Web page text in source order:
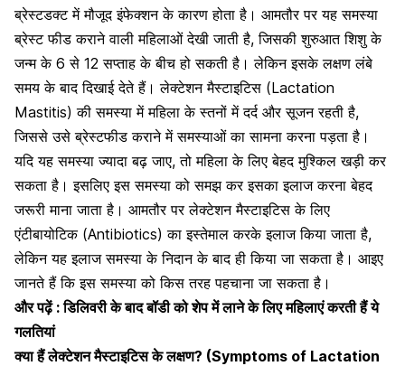
ब्रेस्टडक्टमें मौजूद इंफेक्शन के कारण होता है। आमतौर पर यह समस्या
ब्रेस्ट फीड कराने वाली महिलाओं देखी जाती है, जिसकी शुरुआत शिशु के
जन्म के 6 से 12 सप्ताह के बीच हो सकती है। लेकिन इसके लक्षण लंबे
समय के बाद दिखाई देते हैं। लेक्टेशन मैस्टाइटिस (Lactation
Mastitis) की समस्या में महिला के स्तनों में दर्द और सूजन रहती है,
जिससे उसे ब्रेस्टफीड कराने में समस्याओं का सामना करना पड़ता है।
यदि यह समस्या ज्यादा बढ़ जाए, तो महिला के लिए बेहद मुश्किल खड़ी कर
सकता है। इसलिए इस समस्या को समझ कर इसका इलाज करना बेहद
जरूरी माना जाता है। आमतौर पर लेक्टेशनमैस्टाइटिस के लिए
एंटीबायोटिक (Antibiotics) का इस्तेमाल करके इलाज किया जाता है,
लेकिन यह इलाज समस्या के निदान के बाद ही किया जा सकता है। आइए
जानते हैं कि इस समस्या को किस तरह पहचाना जा सकता है।
और पढ़ें :डिलिवरी के बाद बॉडी को शेप में लाने के लिए महिलाएं करती हैं ये
गलतियां
क्या हैं लेक्टेशन मैस्टाइटिस के लक्षण? (Symptoms of Lactation